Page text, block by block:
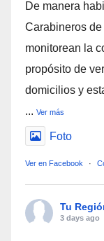
De manera
Carabineros de
monitorean la
propósito de
domicilios y
... Ver más
Foto
Ver en Facebook ·
Tu
3 days ago